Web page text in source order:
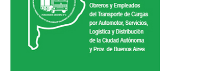
Secretaría de acción social
Secretaria de la vivienda